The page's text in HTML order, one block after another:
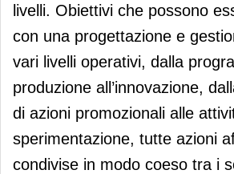
livelli. Obiettivi che possono
con una progettazione e
vari livelli operativi, dalla
produzione all’innovazione,
di azioni promozionali alle
sperimentazione, tutte azioni
condivise in modo coeso tra i